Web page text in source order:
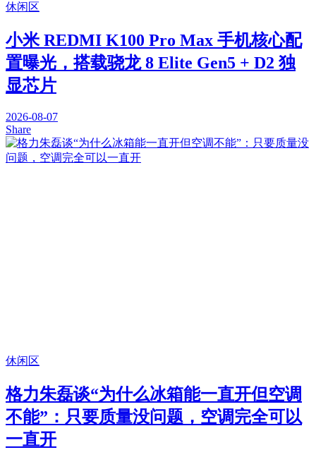
休闲区
小米 REDMI K100 Pro Max 手机核心配
置曝光，搭载骁龙 8 Elite Gen5 + D2 独
显芯片
2026-08-07
Share
休闲区
格力朱磊谈“为什么冰箱能一直开但空调
不能”：只要质量没问题，空调完全可以
一直开